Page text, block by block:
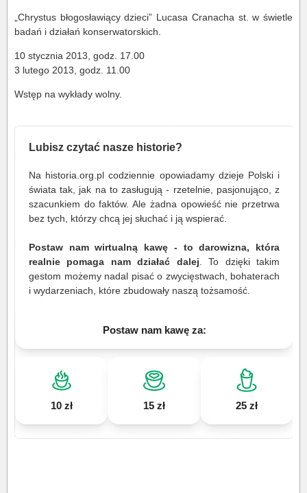
„Chrystus błogosławiący dzieci” Lucasa Cranacha st. w świetle
badań i działań konserwatorskich.
10 stycznia 2013, godz. 17.00
3 lutego 2013, godz. 11.00
Wstęp na wykłady wolny.
Lubisz czytać nasze historie?
Na historia.org.pl codziennie opowiadamy dzieje Polski i
świata tak, jak na to zasługują - rzetelnie, pasjonująco, z
szacunkiem do faktów. Ale żadna opowieść nie przetrwa
bez tych, którzy chcą jej słuchać i ją wspierać.
Postaw nam wirtualną kawę - to darowizna, która
realnie pomaga nam działać dalej . To dzięki takim
gestom możemy nadal pisać o zwycięstwach, bohaterach
i wydarzeniach, które zbudowały naszą tożsamość.
Postaw nam kawę za:
10 zł 15 zł 25 zł